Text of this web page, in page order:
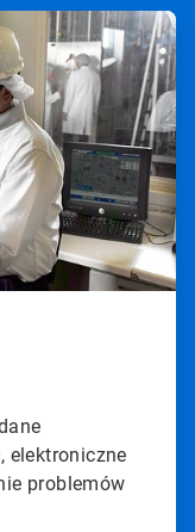
elektroniczne
problemów